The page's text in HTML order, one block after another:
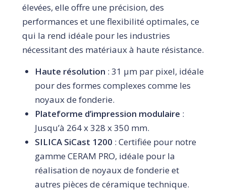
élevées, elle offre une précision, des
performances et une flexibilité optimales, ce
qui la rend idéale pour les industries
nécessitant des matériaux à haute résistance.
Haute résolution : 31 µm par pixel, idéale
pour des formes complexes comme les
noyaux de fonderie.
Plateforme d’impression modulaire :
Jusqu’à 264 x 328 x 350 mm.
SILICA SiCast 1200 : Certifiée pour notre
gamme CERAM PRO, idéale pour la
réalisation de noyaux de fonderie et
autres pièces de céramique technique.